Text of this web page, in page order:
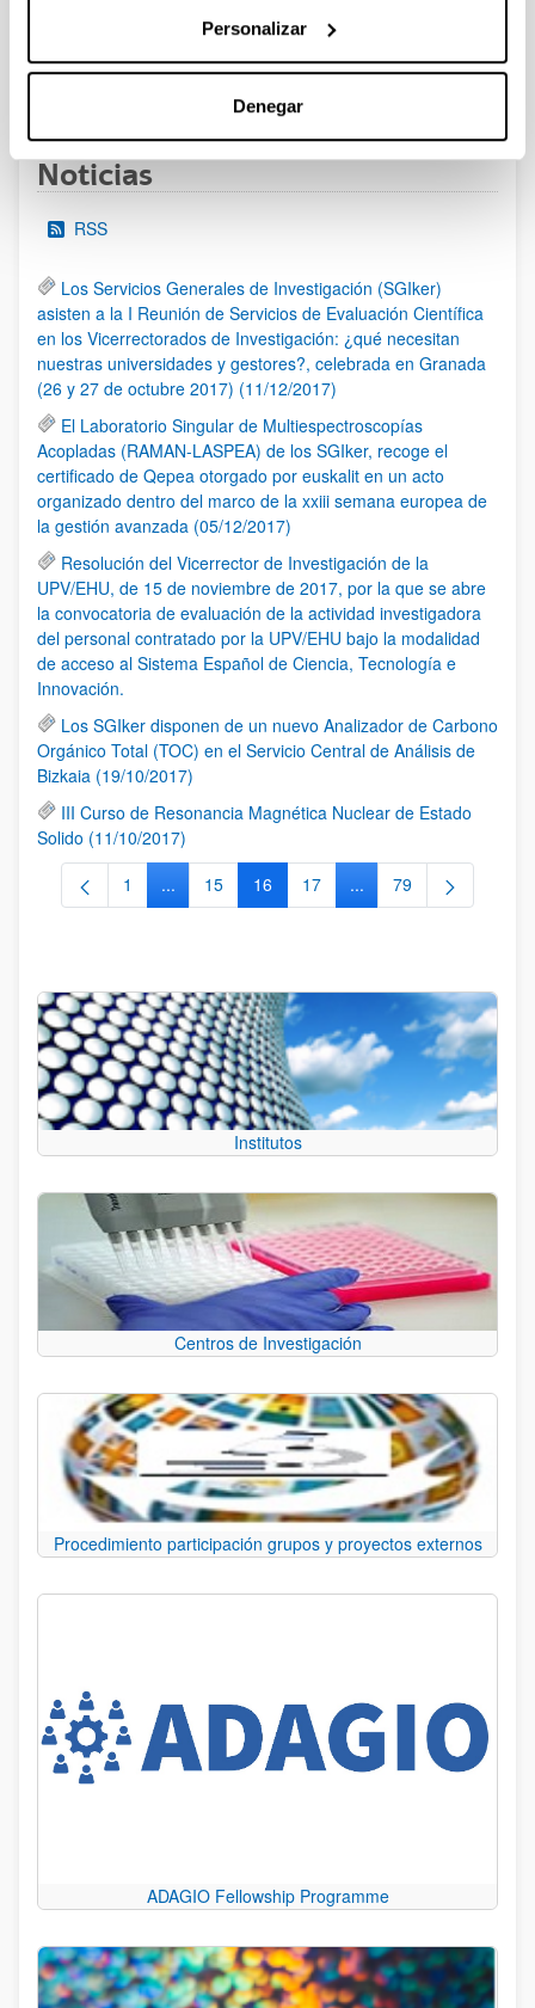
Personalizar
Denegar
PáginaPágina
Noticias
RSS
Los Servicios Generales de Investigación (SGIker)
asisten a la I Reunión de Servicios de Evaluación Científica
en los Vicerrectorados de Investigación: ¿qué necesitan
nuestras universidades y gestores?, celebrada en Granada
(26 y 27 de octubre 2017) (11/12/2017)
El Laboratorio Singular de Multiespectroscopías
Acopladas (RAMAN-LASPEA) de los SGIker, recoge el
certificado de Qepea otorgado por euskalit en un acto
organizado dentro del marco de la xxiii semana europea de
la gestión avanzada (05/12/2017)
Resolución del Vicerrector de Investigación de la
UPV/EHU, de 15 de noviembre de 2017, por la que se abre
la convocatoria de evaluación de la actividad investigadora
del personal contratado por la UPV/EHU bajo la modalidad
de acceso al Sistema Español de Ciencia, Tecnología e
Innovación.
Los SGIker disponen de un nuevo Analizador de Carbono
Orgánico Total (TOC) en el Servicio Central de Análisis de
Bizkaia (19/10/2017)
III Curso de Resonancia Magnética Nuclear de Estado
Solido (11/10/2017)
Página
1 ...Páginas intermedias Use TAB para desplazarse.
Página
15 Página
16 Página
17 ...Páginas intermedias
Página
79
Institutos
Centros de Investigación
Procedimiento participación grupos y proyectos externos
ADAGIO Fellowship Programme